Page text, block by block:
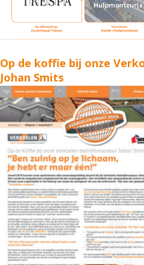
Op de koffie bij onze
Johan Smits